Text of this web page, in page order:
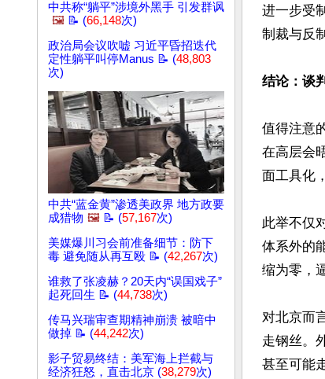
中共称“躺平”涉境外黑手 引发群讽
🖼️ 📝 (66,148次)
政治局会议吹嘘 习近平昏招迭代
定性躺平叫停Manus 📝 (48,803
次)
中共“蓝金黄”渗透美政界 地方政要
成猎物 🖼️ 📝 (57,167次)
美媒爆川习会前准备细节：防下
毒 避免随从再互殴 📝 (42,267次)
谁救了张凌赫？20天内“误国戏子”
起死回生 📝 (44,738次)
传马兴瑞审查期精神崩溃 被暗中
做掉 📝 (44,242次)
影子贸易终结：美军海上拦截与
经济狂怒，直击北京 (38,279次)
进一步受
制裁与反
结论：谈
值得注意
在高层会
面工具化
此举不仅
体系外的
缩为零，
对北京而
走钢丝。
甚至可能